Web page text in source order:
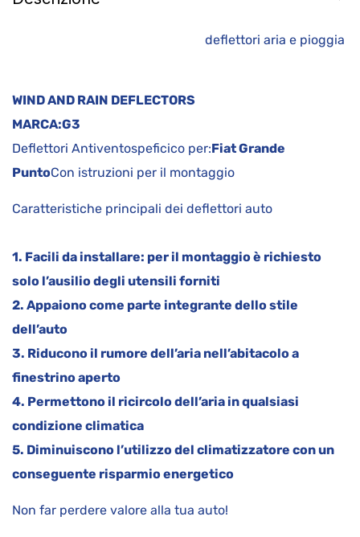
deflettori aria e pioggia
WIND AND RAIN DEFLECTORS
MARCA:G3
Deflettori Antiventospeficico per:Fiat Grande
PuntoCon istruzioni per il montaggio
Caratteristiche principali dei deflettori auto
1. Facili da installare: per il montaggio è richiesto
solo l’ausilio degli utensili forniti
2. Appaiono come parte integrante dello stile
dell’auto
3. Riducono il rumore dell’aria nell’abitacolo a
finestrino aperto
4. Permettono il ricircolo dell’aria in qualsiasi
condizione climatica
5. Diminuiscono l’utilizzo del climatizzatore con un
conseguente risparmio energetico
Non far perdere valore alla tua auto!